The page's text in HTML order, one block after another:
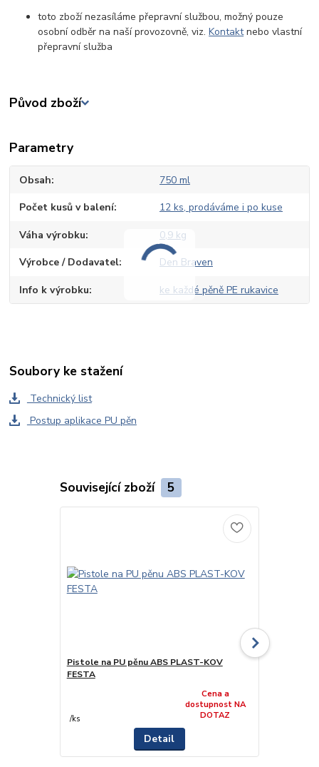
toto zboží nezasíláme přepravní službou, možný pouze
osobní odběr na naší provozovně, viz.Kontaktnebo vlastní
přepravní služba
Původ zboží
Parametry
Obsah 750 ml
Počet kusů v balení 12 ks, prodáváme i po kuse
Váha výrobku 0,9 kg
Výrobce / Dodavatel Den Braven
Info k výrobku ke každé pěně PE rukavice
Soubory ke stažení
Technický list
Postup aplikace PU pěn
Související zboží 5
Pistole na PU pěnu ABS PLAST-KOV
FESTA
/ks
Cena a
dostupnost NA
DOTAZ
Detail